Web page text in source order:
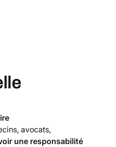
avocats,
une responsabilité